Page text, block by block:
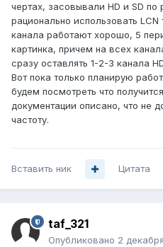
чертах, засовывали HD и SD
рационально использовать
канала работают хорошо, 5
картинка, причем на всех
сразу оставлять 1-2-3 канала
Вот пока только планирую
будем посмотреть что
документации описано, что не
частоту.
Вставить ник Цитата
taf_321
Опубликовано 2